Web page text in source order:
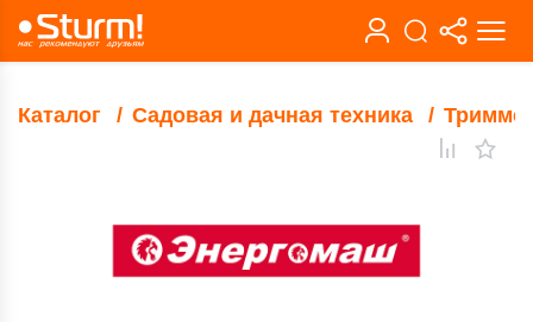
Каталог Садовая и дачная техника